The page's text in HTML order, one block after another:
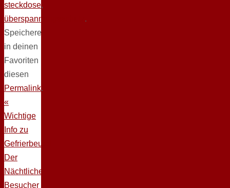
steckdose,
überspannungsschutz .
Speichere
in deinen
Favoriten
diesen
Permalink.
«
Wichtige
Info zu
Gefrierbeutel
Der
Nächtliche
Besucher